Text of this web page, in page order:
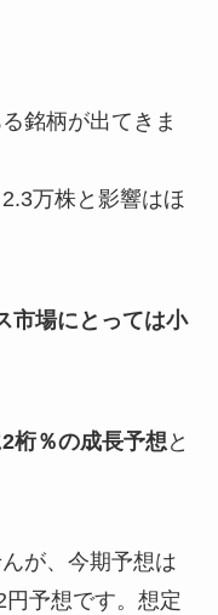
銘柄が出てきま
万株と影響はほ
市場にとっては小
桁％の成長予想 と
が、今期予想は
予想です。想定